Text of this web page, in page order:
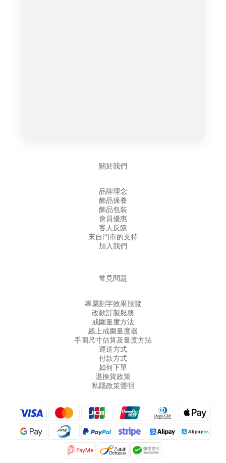
關於我們
品牌理念
飾品保養
飾品包裝
會員優惠
客人反饋
來自門市的支持
加入我們
常見問題
專屬刻字效果預覽
改款訂製服務
戒圍量度方法
線上戒圍量度器
手圍尺寸估算及量度方法
運送方式
付款方式
如何下單
退換貨政策
私隱政策聲明